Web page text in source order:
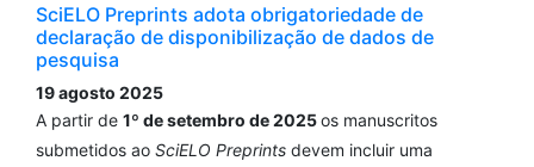
SciELO Preprints adota obrigatoriedade de
declaração de disponibilização de dados de
pesquisa
19 agosto 2025
A partir de 1º de setembro de 2025os manuscritos
submetidos ao SciELO Preprints devem incluir uma